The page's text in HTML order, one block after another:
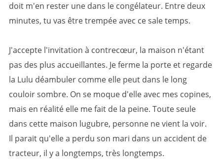
doit m'en rester une dans le congélateur. Entre deux
minutes, tu vas être trempée avec ce sale temps.
J'accepte l'invitation à contrecœur, la maison n'étant
pas des plus accueillantes. Je ferme la porte et regarde
la Lulu déambuler comme elle peut dans le long
couloir sombre. On se moque d'elle avec mes copines,
mais en réalité elle me fait de la peine. Toute seule
dans cette maison lugubre, personne ne vient la voir.
Il parait qu'elle a perdu son mari dans un accident de
tracteur, il y a longtemps, très longtemps.